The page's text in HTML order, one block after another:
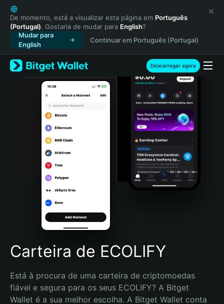
English
日本語
Tiếng Việt
Русский
Español (Latinoamérica)
Türkçe
Italiano
Português (Portugal)
Bahasa Indonesia
Português (Brasil)
Español (Argentina)
De momento, está a visualizar esta página em Português
(Portugal). Gostaria de mudar para English?
Mudar para
English
Continuar em Português (Portugal)
Descarregar agora
Carteira de ECOLIFY
Está à procura de uma carteira de criptomoedas
fiável e segura para os seus ECOLIFY? A Bitget
Wallet é a sua melhor escolha. A Bitget Wallet conta